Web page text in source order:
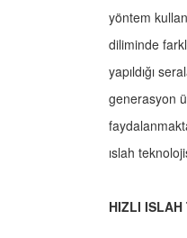
yöntem
diliminde
yapıldığı
generasyon
ıslah
HIZLI ISLAH